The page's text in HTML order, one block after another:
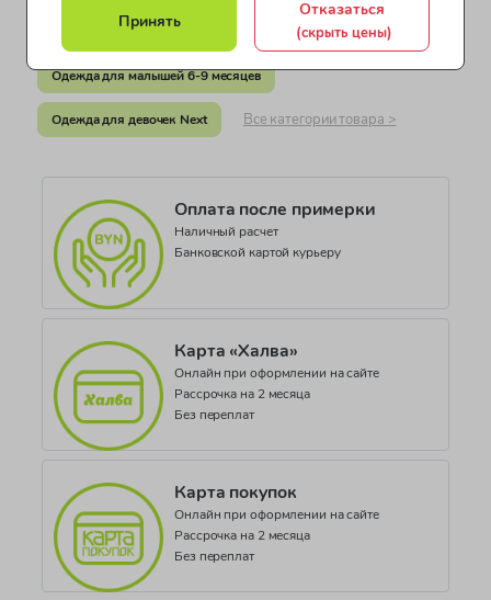
Документ о соответствии
ТС RU С-GB.АЖ26.В.00839
Коллекция
Girls Pretty Florals
Одежда для малышей 3-6 месяцев
Одежда для малышей 6-9 месяцев
Одежда для девочек Next Все категории товара >
Оплата после примерки
Наличный расчет
Банковской картой курьеру
Карта «Халва»
Онлайн при оформлении на сайте
Рассрочка на 2 месяца
Без переплат
Карта покупок
Онлайн при оформлении на сайте
Рассрочка на 2 месяца
Без переплат
Принять
Отказаться
(скрыть цены)